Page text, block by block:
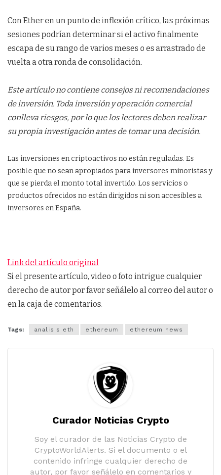
Con Ether en un punto de inflexión crítico, las próximas
sesiones podrían determinar si el activo finalmente
escapa de su rango de varios meses o es arrastrado de
vuelta a otra ronda de consolidación.
Este artículo no contiene consejos ni recomendaciones
de inversión. Toda inversión y operación comercial
conlleva riesgos, por lo que los lectores deben realizar
su propia investigación antes de tomar una decisión.
Las inversiones en criptoactivos no están reguladas. Es
posible que no sean apropiados para inversores minoristas y
que se pierda el monto total invertido. Los servicios o
productos ofrecidos no están dirigidos ni son accesibles a
inversores en España.
Link del artículo original
Si el presente artículo, video o foto intrigue cualquier
derecho de autor por favor señálelo al correo del autor o
en la caja de comentarios.
Tags: analisis eth ethereum ethereum news
Curador Noticias Crypto
Soy el curador de las Noticias Crypto de
CryptoWorldAlerts. Si el documento o el
contenido infringe cualquier derecho de
autor, por favor señálelo en comentarios y